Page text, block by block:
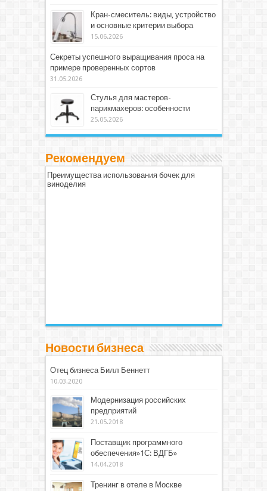
Кран-смеситель: виды, устройство
и основные критерии выбора
15.06.2026
Секреты успешного выращивания проса на
примере проверенных сортов
31.05.2026
Стулья для мастеров-
парикмахеров: особенности
25.05.2026
Рекомендуем
Преимущества использования бочек для
виноделия
Новости бизнеса
Отец бизнеса Билл Беннетт
10.03.2020
Модернизация российских
предприятий
21.05.2018
Поставщик программного
обеспечения»1С: ВДГБ»
14.04.2018
Тренинг в отеле в Москве